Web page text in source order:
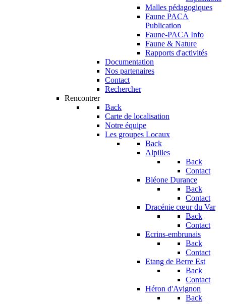
Malles pédagogiques
Faune PACA
Publication
Faune-PACA Info
Faune & Nature
Rapports d'activités
Documentation
Nos partenaires
Contact
Rechercher
Rencontrer
Back
Carte de localisation
Notre équipe
Les groupes Locaux
Back
Alpilles
Back
Contact
Bléone Durance
Back
Contact
Dracénie cœur du Var
Back
Contact
Ecrins-embrunais
Back
Contact
Etang de Berre Est
Back
Contact
Héron d'Avignon
Back